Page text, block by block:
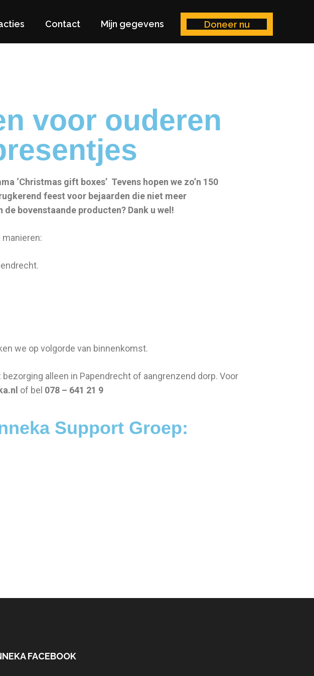
Contact Mijn gegevens Doneer nu
voor ouderen
‘Christmas gift boxes’ Tevens hopen we zo’n 150
feest voor bejaarden die niet meer
bovenstaande producten? Dank u wel!
we op volgorde van binnenkomst.
alleen in Papendrecht of aangrenzend dorp. Voor
ka.nl of bel 078 – 641 21 9
Support Groep:
FACEBOOK